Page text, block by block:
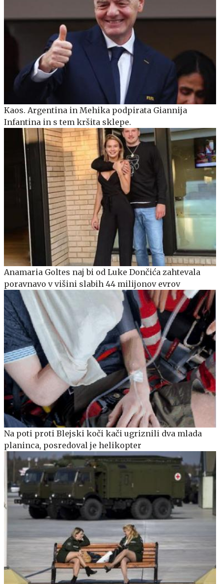
Kaos. Argentina in Mehika podpirata Giannija
Infantina in s tem kršita sklepe.
Anamaria Goltes naj bi od Luke Dončića zahtevala
poravnavo v višini slabih 44 milijonov evrov
Na poti proti Blejski koči kači ugriznili dva mlada
planinca, posredoval je helikopter